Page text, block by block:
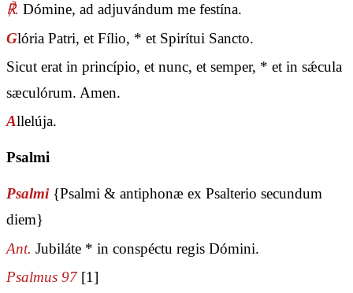
℟. Dómine, ad adjuvándum me festína.
Glória Patri, et Fílio, * et Spirítui Sancto.
Sicut erat in princípio, et nunc, et semper, * et in sǽcula
sæculórum. Amen.
Allelúja.
Psalmi
Psalmi {Psalmi & antiphonæ ex Psalterio secundum
diem}
Ant. Jubiláte * in conspéctu regis Dómini.
Psalmus 97 [1]